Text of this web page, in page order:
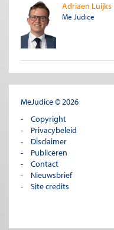
Adriaen Luijks
Me Judice
MeJudice © 2026
Copyright
Privacybeleid
Disclaimer
Publiceren
Contact
Nieuwsbrief
Site credits